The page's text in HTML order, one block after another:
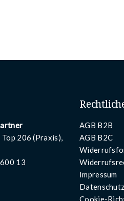
206 (Praxis),
13
AGB B2B
AGB B2C
Impressum
Cookie-